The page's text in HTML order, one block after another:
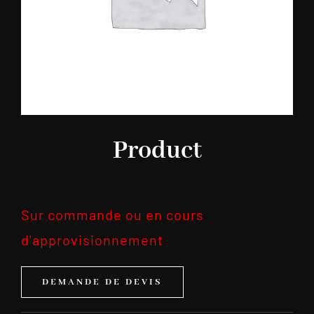
Product
Sur commande ou en cours
d'approvisionnement
DEMANDE DE DEVIS